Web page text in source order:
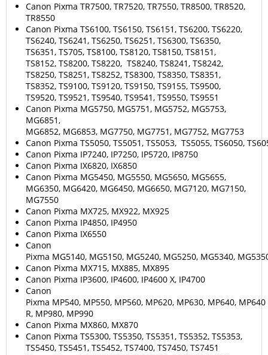
Canon Pixma TR7500, TR7520, TR7550, TR8500, TR8520,
TR8550
Canon Pixma TS6100, TS6150, TS6151, TS6200, TS6220,
TS6240, TS6241, TS6250, TS6251, TS6300, TS6350,
TS6351, TS705, TS8100, TS8120, TS8150, TS8151,
TS8152, TS8200, TS8220, TS8240, TS8241, TS8242,
TS8250, TS8251, TS8252, TS8300, TS8350, TS8351,
TS8352, TS9100, TS9120, TS9150, TS9155, TS9500,
TS9520, TS9521, TS9540, TS9541, TS9550, TS9551
Canon Pixma MG5750, MG5751, MG5752, MG5753,
MG6851,
MG6852, MG6853, MG7750, MG7751, MG7752, MG7753
Canon Pixma TS5050, TS5051, TS5053, TS5055, TS6050,
Canon Pixma IP7240, IP7250, IP5720, IP8750
Canon Pixma IX6820, IX6850
Canon Pixma MG5450, MG5550, MG5650, MG5655,
MG6350, MG6420, MG6450, MG6650, MG7120, MG7150,
MG7550
Canon Pixma MX725, MX922, MX925
Canon Pixma IP4850, IP4950
Canon Pixma IX6550
Canon
Pixma MG5140, MG5150, MG5240, MG5250, MG5340,
Canon Pixma MX715, MX885, MX895
Canon Pixma IP3600, IP4600, IP4600 X, IP4700
Canon
Pixma MP540, MP550, MP560, MP620, MP630, MP640, MP640
R, MP980, MP990
Canon Pixma MX860, MX870
Canon Pixma TS5300, TS5350, TS5351, TS5352, TS5353,
TS5450, TS5451, TS5452, TS7400, TS7450, TS7451